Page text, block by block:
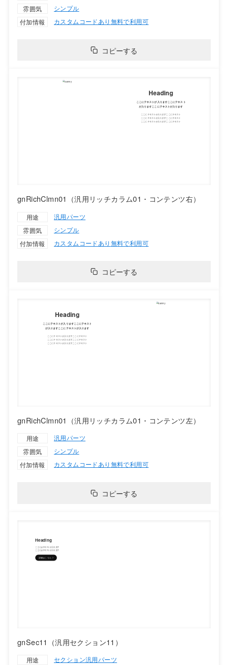
雰囲気
シンプル
付加情報
カスタムコードあり 無料で利用可
コピーする
gnRichClmn01（汎用リッチカラム01・コンテンツ右）
用途
汎用パーツ
雰囲気
シンプル
付加情報
カスタムコードあり 無料で利用可
コピーする
gnRichClmn01（汎用リッチカラム01・コンテンツ左）
用途
汎用パーツ
雰囲気
シンプル
付加情報
カスタムコードあり 無料で利用可
コピーする
gnSec11（汎用セクション11）
用途 セクション汎用パーツ